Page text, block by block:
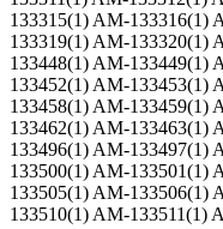
133315(1) AM-133316(1)
133319(1) AM-133320(1)
133448(1) AM-133449(1)
133452(1) AM-133453(1)
133458(1) AM-133459(1)
133462(1) AM-133463(1)
133496(1) AM-133497(1)
133500(1) AM-133501(1)
133505(1) AM-133506(1)
133510(1) AM-133511(1)